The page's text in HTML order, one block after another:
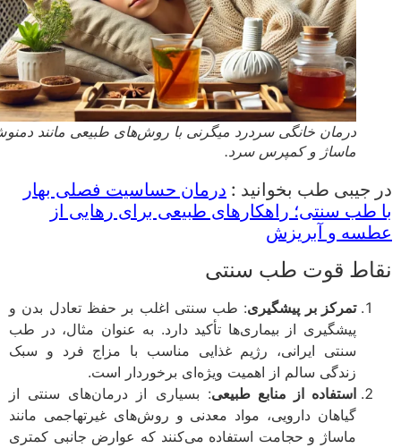
درمان خانگی سردرد میگرنی با روش‌های طبیعی مانند دمنوش،
ماساژ و کمپرس سرد.
جیبی طب بخوانید : درمان حساسیت فصلی بهار
طب سنتی؛ راهکارهای طبیعی برای رهایی از
و آبریزش
قوت طب سنتی
تمرکز بر پیشگیری: طب سنتی اغلب بر حفظ تعادل بدن و
پیشگیری از بیماری‌ها تأکید دارد. به عنوان مثال، در طب
سنتی ایرانی، رژیم غذایی مناسب با مزاج فرد و سبک
زندگی سالم از اهمیت ویژه‌ای برخوردار است.
استفاده از منابع طبیعی: بسیاری از درمان‌های سنتی از
گیاهان دارویی، مواد معدنی و روش‌های غیرتهاجمی مانند
ماساژ و حجامت استفاده می‌کنند که عوارض جانبی کمتری